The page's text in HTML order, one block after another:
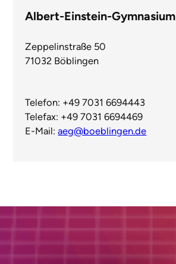
Albert-Einstein-Gymnasium
Zeppelinstraße 50
71032 Böblingen
Telefon: +49 7031 6694443
Telefax: +49 7031 6694469
E-Mail:aeg@boeblingen.de